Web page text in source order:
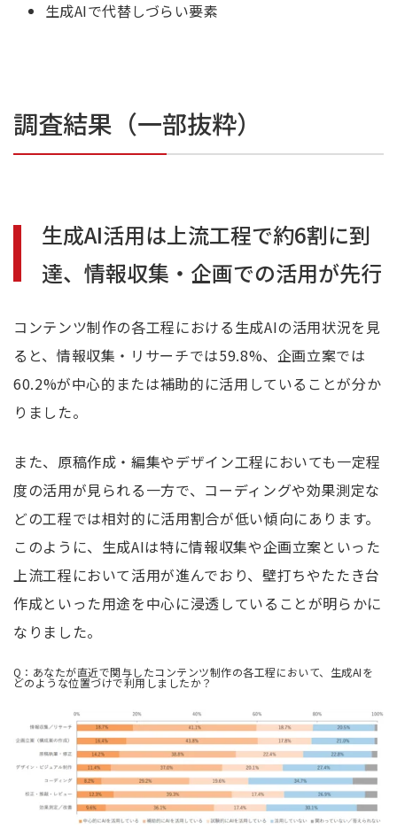
生成AIで代替しづらい要素
調査結果（一部抜粋）
生成AI活用は上流工程で約6割に到
達、情報収集・企画での活用が先行
コンテンツ制作の各工程における生成AIの活用状況を見
ると、情報収集・リサーチでは59.8%、企画立案では
60.2%が中心的または補助的に活用していることが分か
りました。
また、原稿作成・編集やデザイン工程においても一定程
度の活用が見られる一方で、コーディングや効果測定な
どの工程では相対的に活用割合が低い傾向にあります。
このように、生成AIは特に情報収集や企画立案といった
上流工程において活用が進んでおり、壁打ちやたたき台
作成といった用途を中心に浸透していることが明らかに
なりました。
Q：あなたが直近で関与したコンテンツ制作の各工程において、生成AIを
どのような位置づけで利用しましたか？